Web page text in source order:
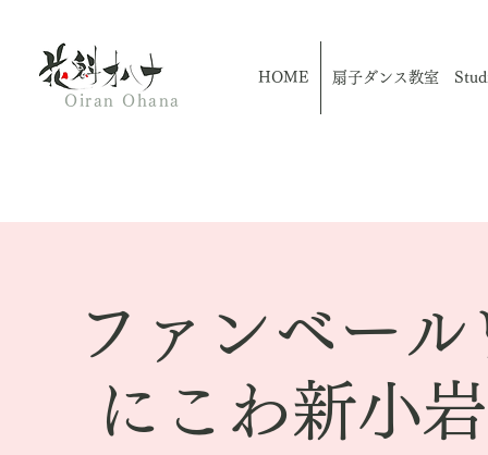
Oiran Ohana
HOME 扇子ダンス教室
ファンベー
にこわ新小